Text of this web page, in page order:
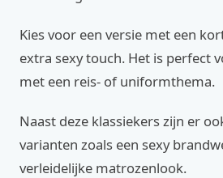
Kies voor een versie met een
extra sexy touch. Het is perfect
met een reis- of uniformthema.
Naast deze klassiekers zijn er
varianten zoals een sexy
verleidelijke matrozenlook.